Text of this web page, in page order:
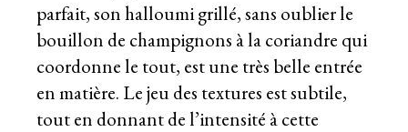
parfait, son halloumi grillé, sans oublier le
bouillon de champignons à la coriandre qui
coordonne le tout, est une très belle entrée
en matière. Le jeu des textures est subtile,
tout en donnant de l’intensité à cette